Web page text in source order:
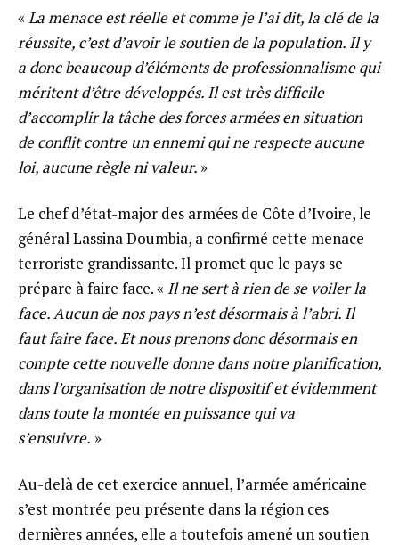
« La menace est réelle et comme je l’ai dit, la clé de la
réussite, c’est d’avoir le soutien de la population. Il y
a donc beaucoup d’éléments de professionnalisme qui
méritent d’être développés. Il est très difficile
d’accomplir la tâche des forces armées en situation
de conflit contre un ennemi qui ne respecte aucune
loi, aucune règle ni valeur. »
Le chef d’état-major des armées de Côte d’Ivoire, le
général Lassina Doumbia, a confirmé cette menace
terroriste grandissante. Il promet que le pays se
prépare à faire face. « Il ne sert à rien de se voiler la
face. Aucun de nos pays n’est désormais à l’abri. Il
faut faire face. Et nous prenons donc désormais en
compte cette nouvelle donne dans notre planification,
dans l’organisation de notre dispositif et évidemment
dans toute la montée en puissance qui va
s’ensuivre. »
Au-delà de cet exercice annuel, l’armée américaine
s’est montrée peu présente dans la région ces
dernières années, elle a toutefois amené un soutien